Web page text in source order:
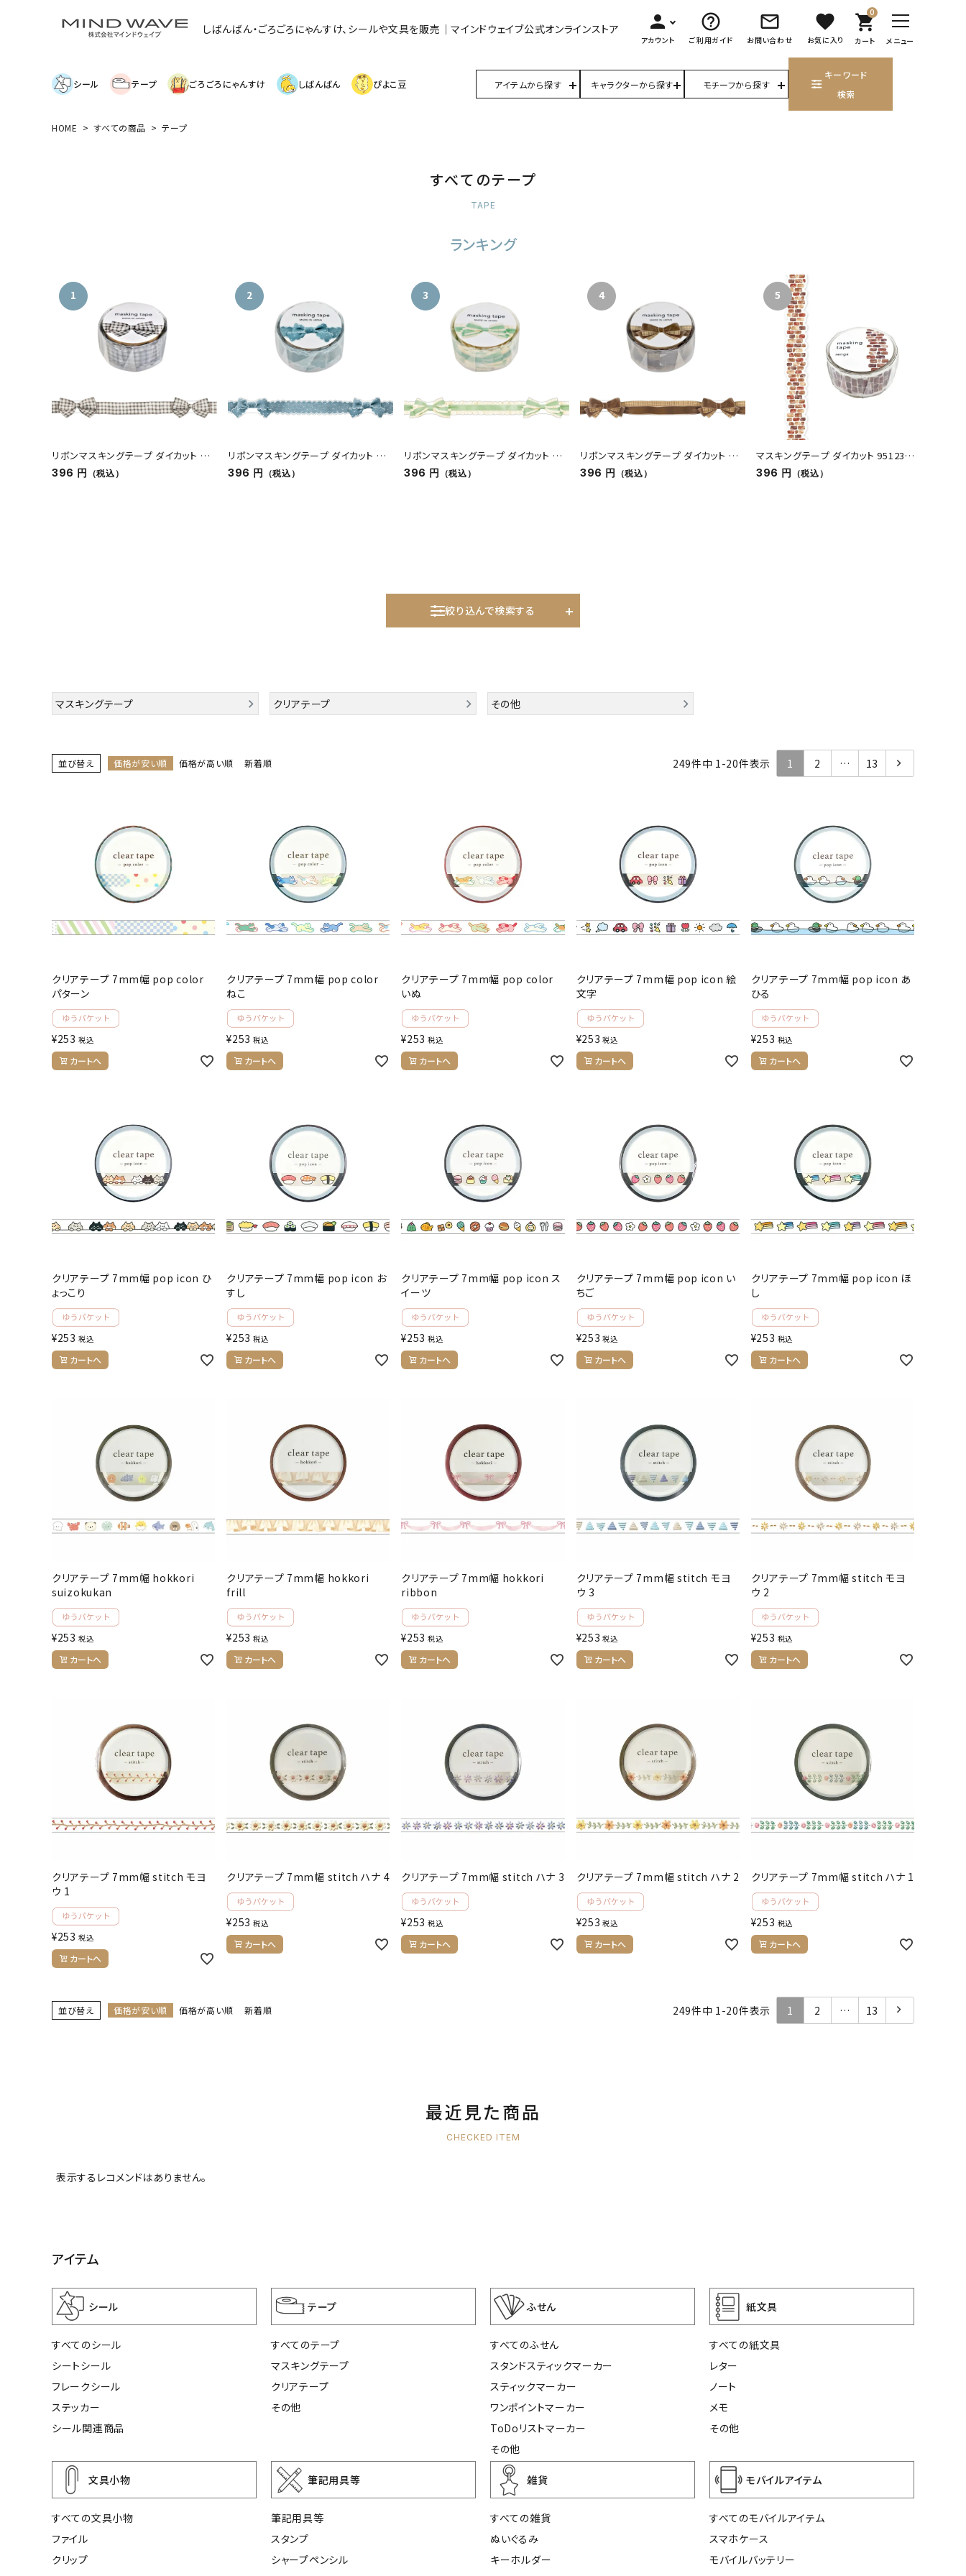
しばんばん・ごろごろにゃんすけ、シールや文具を販売｜マインドウェイブ公式オンラインストア person
アカウント
help_outline
ご利用ガイド
mail_outline
お問い合わせ
favorite
お気に入り
0
shopping_cart
カート メニュー
シール テープ ごろごろにゃんすけ しばんばん ぴよこ豆 アイテムから探す キャラクターから探す モチーフから探す
キーワード
検索
キャラクターから探す
アイテムから探す
ACCOUNT MENU
ようこそ ゲスト 様
公式
HOME すべての商品 テープ
すべてのテープ
TAPE
ランキング
リボンマスキングテープ ダイカット ギ
ンガムチェック グレー
396 円 （税込）
リボンマスキングテープ ダイカット デ
ニム ブルー
396 円 （税込）
リボンマスキングテープ ダイカット フリ
ル グリーン
396 円 （税込）
リボンマスキングテープ ダイカット ベ
ロア ブラウン
396 円 （税込）
マスキングテープ ダイカット 95123
renga
396 円 （税込）
絞り込んで検索する
マスキングテープ クリアテープ その他
並び替え 価格が安い順 価格が高い順 新着順 249件中 1-20件表示 1 2 … 13
クリアテープ 7mm幅 pop color
パターン
¥253 税込
カートへ
クリアテープ 7mm幅 pop color
ねこ
¥253 税込
カートへ
クリアテープ 7mm幅 pop color
いぬ
¥253 税込
カートへ
クリアテープ 7mm幅 pop icon 絵
文字
¥253 税込
カートへ
クリアテープ 7mm幅 pop icon あ
ひる
¥253 税込
カートへ
クリアテープ 7mm幅 pop icon ひ
ょっこり
¥253 税込
カートへ
クリアテープ 7mm幅 pop icon お
すし
¥253 税込
カートへ
クリアテープ 7mm幅 pop icon ス
イーツ
¥253 税込
カートへ
クリアテープ 7mm幅 pop icon い
ちご
¥253 税込
カートへ
クリアテープ 7mm幅 pop icon ほ
し
¥253 税込
カートへ
クリアテープ 7mm幅 hokkori
suizokukan
¥253 税込
カートへ
クリアテープ 7mm幅 hokkori
frill
¥253 税込
カートへ
クリアテープ 7mm幅 hokkori
ribbon
¥253 税込
カートへ
クリアテープ 7mm幅 stitch モヨ
ウ 3
¥253 税込
カートへ
クリアテープ 7mm幅 stitch モヨ
ウ 2
¥253 税込
カートへ
クリアテープ 7mm幅 stitch モヨ
ウ 1
¥253 税込
カートへ
クリアテープ 7mm幅 stitch ハナ 4
¥253 税込
カートへ
クリアテープ 7mm幅 stitch ハナ 3
¥253 税込
カートへ
クリアテープ 7mm幅 stitch ハナ 2
¥253 税込
カートへ
クリアテープ 7mm幅 stitch ハナ 1
¥253 税込
カートへ
並び替え 価格が安い順 価格が高い順 新着順 249件中 1 -20件表示 1 2 … 13
最近見た商品
CHECKED ITEM
表示するレコメンドはありません。
アイテム
シール
すべてのシール
シートシール
フレークシール
ステッカー
シール関連商品
テープ
すべてのテープ
マスキングテープ
クリアテープ
その他
ふせん
すべてのふせん
スタンドスティックマーカー
スティックマーカー
ワンポイントマーカー
ToDoリストマーカー
その他
紙文具
すべての紙文具
レター
ノート
メモ
その他
文具小物
すべての文具小物
ファイル
クリップ
筆記用具等
筆記用具等
スタンプ
シャープペンシル
雑貨
すべての雑貨
ぬいぐるみ
キーホルダー
モバイルアイテム
すべてのモバイルアイテム
スマホケース
モバイルバッテリー